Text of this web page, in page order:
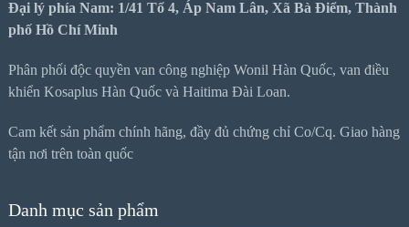
Đại lý phía Nam: 1/41 Tổ 4, Áp Nam Lân, Xã Bà Điểm, Thành
phố Hồ Chí Minh
Phân phối độc quyền van công nghiệp Wonil Hàn Quốc, van điều
khiển Kosaplus Hàn Quốc và Haitima Đài Loan.
Cam kết sản phẩm chính hãng, đầy đủ chứng chỉ Co/Cq. Giao hàng
tận nơi trên toàn quốc
Danh mục sản phẩm